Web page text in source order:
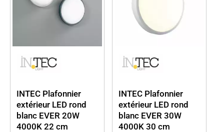
INTEC Plafonnier
extérieur LED rond
blanc EVER 20W
4000K 22 cm
INTEC Plafonnier
extérieur LED rond
blanc EVER 30W
4000K 30 cm